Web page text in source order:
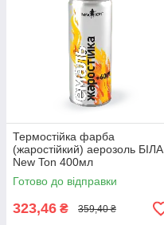
Термостійка фарба
(жаростійкий) аерозоль БІЛА
New Ton 400мл
Готово до відправки
323,46 ₴ 359,40 ₴